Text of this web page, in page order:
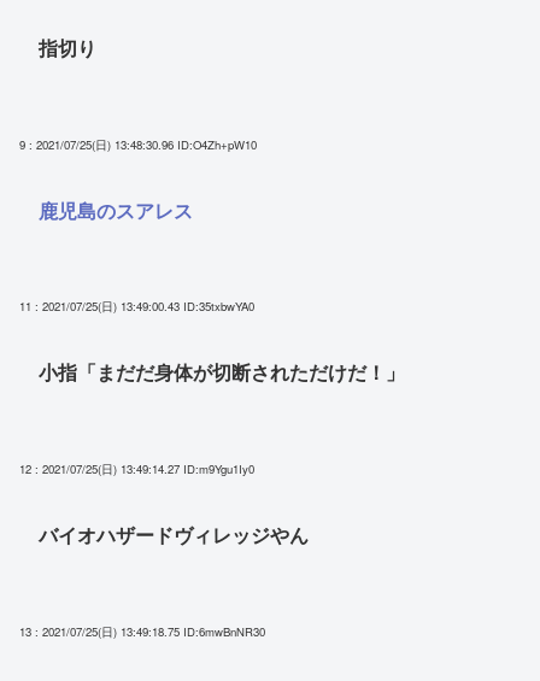
指切り
9 : 2021/07/25(日) 13:48:30.96 ID:O4Zh+pW10
鹿児島のスアレス
11 : 2021/07/25(日) 13:49:00.43 ID:35txbwYA0
小指「まだだ身体が切断されただけだ！」
12 : 2021/07/25(日) 13:49:14.27 ID:m9Ygu1Iy0
バイオハザードヴィレッジやん
13 : 2021/07/25(日) 13:49:18.75 ID:6mwBnNR30